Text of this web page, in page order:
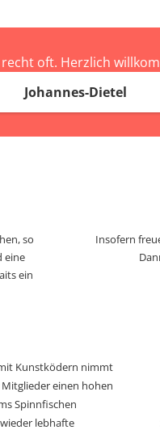
oft. Herzlich
Johannes-Dietel
so
eine
ein
Insofern
Kunstködern nimmt
einen hohen
Spinnfischen
lebhafte